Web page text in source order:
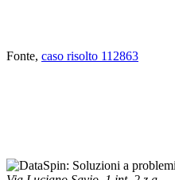
Fonte, caso risolto 112863